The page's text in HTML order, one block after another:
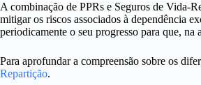
A combinação de PPRs e Seguros de Vida-
mitigar os riscos associados à dependência
periodicamente o seu progresso para que,
Para aprofundar a compreensão sobre os
Repartição.